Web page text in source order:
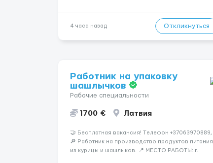
в неделю и выше 💎 Честная сис...
4 часа назад Откликнуться
Работник на упаковку
шашлычков
Рабочие специальности
1700 € Латвия
🤝 Бесплатная вакансия! Tелефон +37063970889,
🔎 Работник на производство продуктов питания
из курицы и шашлыков. 📍 МЕСТО РАБОТЫ: г.